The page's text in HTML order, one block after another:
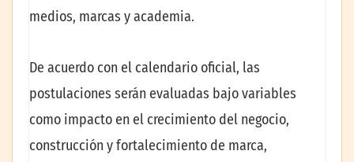
medios, marcas y academia.
De acuerdo con el calendario oficial, las
postulaciones serán evaluadas bajo variables
como impacto en el crecimiento del negocio,
construcción y fortalecimiento de marca,